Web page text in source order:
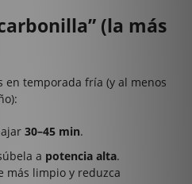
(la más
en temporada fría (y al menos
30–45 min.
a potencia alta.
más limpio y reduzca